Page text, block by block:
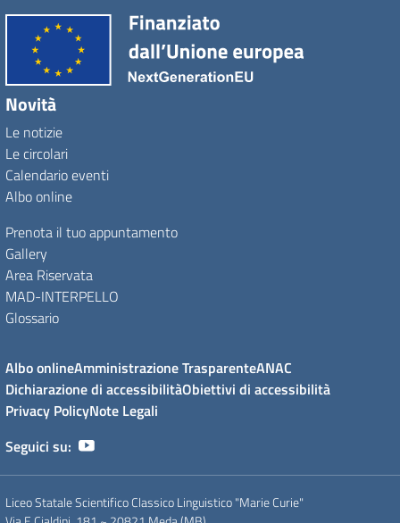
Novità
Le notizie
Le circolari
Calendario eventi
Albo online
Prenota il tuo appuntamento
Gallery
Area Riservata
MAD-INTERPELLO
Glossario
Albo onlineAmministrazione TrasparenteANAC
Dichiarazione di accessibilitàObiettivi di accessibilità
Privacy PolicyNote Legali
Seguici su:
Liceo Statale Scientifico Classico Linguistico "Marie Curie"